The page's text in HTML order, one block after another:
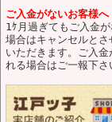
ご入金がないお客様へ
1ｹ月過ぎてもご入金
場合はキャンセルとさ
いただきます。ご入金
れる場合はご一報下さ